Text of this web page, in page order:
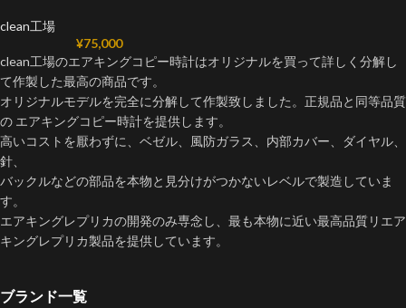
ブランド一覧
clean工場
¥75,000
clean工場のエアキングコピー時計はオリジナルを買って詳しく分解し
て作製した最高の商品です。
オリジナルモデルを完全に分解して作製致しました。正規品と同等品質
の エアキングコピー時計を提供します。
高いコストを厭わずに、ベゼル、風防ガラス、内部カバー、ダイヤル、
針、
バックルなどの部品を本物と見分けがつかないレベルで製造していま
す。​
エアキングレプリカの開発のみ専念し、最も本物に近い最高品質リエア
キングレプリカ製品を提供しています。